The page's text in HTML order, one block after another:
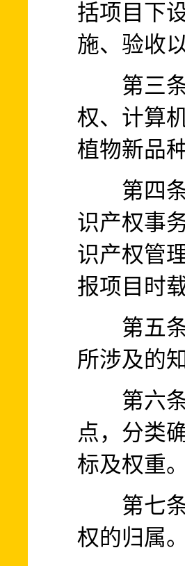
括项目下
施、验收
第三条
权、计算
植物新品
第四条
识产权事
识产权管
报项目时载
第五条
所涉及的
第六条
点，分类
标及权重。
第七条
权的归属。